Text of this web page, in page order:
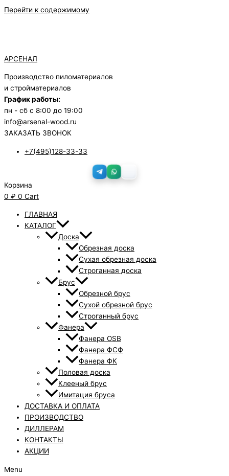
Перейти к содержимому
АРСЕНАЛ
Производство пиломатериалов
и стройматериалов
График работы:
пн - сб с 8:00 до 19:00
info@arsenal-wood.ru
ЗАКАЗАТЬ ЗВОНОК
+7(495)128-33-33
Корзина
0 ₽ 0 Cart
ГЛАВНАЯ
КАТАЛОГ
Доска
Обрезная доска
Сухая обрезная доска
Строганная доска
Брус
Обрезной брус
Сухой обрезной брус
Строганный брус
Фанера
Фанера OSB
Фанера ФСФ
Фанера ФК
Половая доска
Клееный брус
Имитация бруса
ДОСТАВКА И ОПЛАТА
ПРОИЗВОДСТВО
ДИЛЛЕРАМ
КОНТАКТЫ
АКЦИИ
Menu